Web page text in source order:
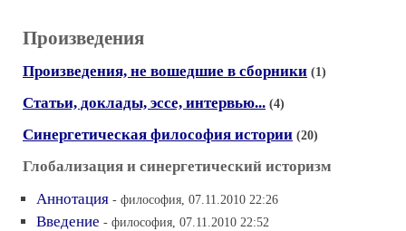
Произведения
Произведения, не вошедшие в сборники (1)
Статьи, доклады, эссе, интервью... (4)
Синергетическая философия истории (20)
Глобализация и синергетический историзм
Аннотация - философия, 07.11.2010 22:26
Введение - философия, 07.11.2010 22:52